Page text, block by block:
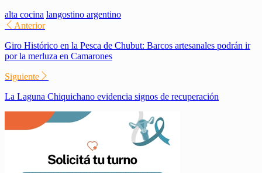
Compartir
alta cocina langostino argentino
Anterior
Giro Histórico en la Pesca de Chubut: Barcos artesanales podrán ir
por la merluza en Camarones
Siguiente
La Laguna Chiquichano evidencia signos de recuperación